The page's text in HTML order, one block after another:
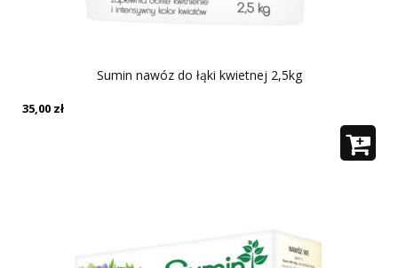
Sumin nawóz do łąki kwietnej 2,5kg
35,00 zł